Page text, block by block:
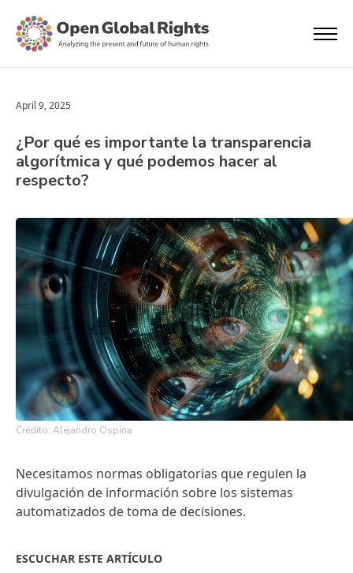
April 9, 2025
¿Por qué es importante la transparencia
algorítmica y qué podemos hacer al
respecto?
Crédito: Alejandro Ospina
Necesitamos normas obligatorias que regulen la
divulgación de información sobre los sistemas
automatizados de toma de decisiones.
ESCUCHAR ESTE ARTÍCULO